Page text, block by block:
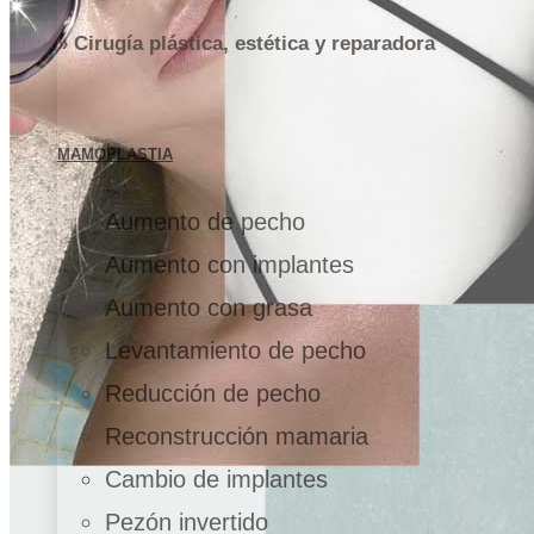
» Cirugía plástica, estética y reparadora
MAMOPLASTIA
Aumento de pecho
Aumento con implantes
Aumento con grasa
Levantamiento de pecho
Reducción de pecho
Reconstrucción mamaria
Cambio de implantes
Pezón invertido